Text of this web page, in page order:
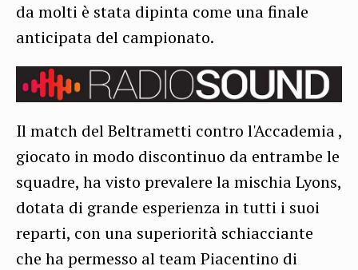
da molti è stata dipinta come una finale
anticipata del campionato.
Il match del Beltrametti contro l'Accademia ,
giocato in modo discontinuo da entrambe le
squadre, ha visto prevalere la mischia Lyons,
dotata di grande esperienza in tutti i suoi
reparti, con una superiorità schiacciante
che ha permesso al team Piacentino di